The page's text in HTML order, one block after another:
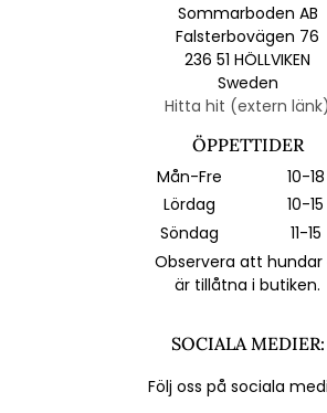
Sommarboden AB
Falsterbovägen 76
236 51 HÖLLVIKEN
Sweden
Hitta hit (extern länk)
ÖPPETTIDER
Mån-Fre
10-18
Lördag
10-15
Söndag
11-15
Observera att hundar
är tillåtna i butiken.
SOCIALA MEDIER:
Följ oss på sociala